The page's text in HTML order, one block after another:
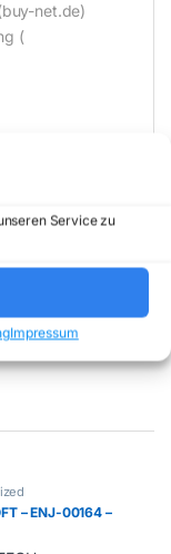
Service zu
Impressum
net.de)
(
– ENJ-00164 –